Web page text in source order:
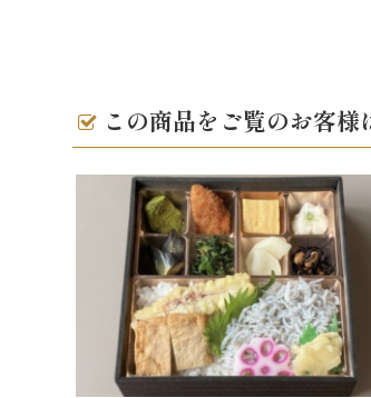
この商品をご覧のお客